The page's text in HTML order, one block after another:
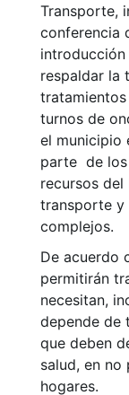
Transporte,
conferencia
respaldar la
turnos de
el municipio
parte de los
recursos del
transporte y
complejos.
De acuerdo
permitirán
necesitan,
depende de
que deben
salud, en no
hogares.